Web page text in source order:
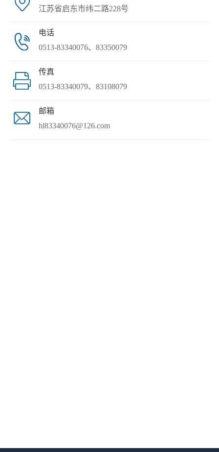
江苏省启东市纬二路228号
电话
0513-83340076、83350079
传真
0513-83340079、83108079
邮箱
hl83340076@126.com